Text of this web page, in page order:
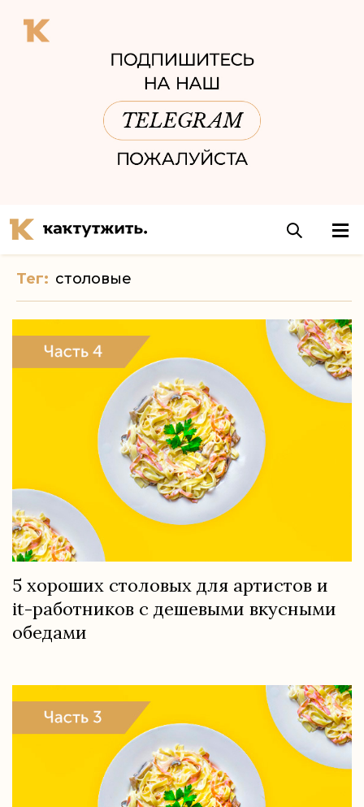
Тег: столовые
5 хороших столовых для артистов и
it-работников с дешевыми вкусными
обедами